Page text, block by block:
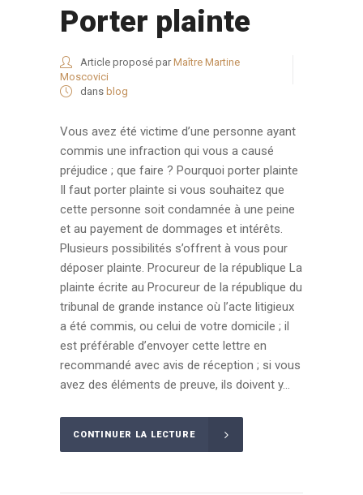
Porter plainte
Article proposé par Maître Martine
Moscovici
dans blog
Vous avez été victime d’une personne ayant
commis une infraction qui vous a causé
préjudice ; que faire ? Pourquoi porter plainte
Il faut porter plainte si vous souhaitez que
cette personne soit condamnée à une peine
et au payement de dommages et intérêts.
Plusieurs possibilités s’offrent à vous pour
déposer plainte. Procureur de la république La
plainte écrite au Procureur de la république du
tribunal de grande instance où l’acte litigieux
a été commis, ou celui de votre domicile ; il
est préférable d’envoyer cette lettre en
recommandé avec avis de réception ; si vous
avez des éléments de preuve, ils doivent y...
CONTINUER LA LECTURE